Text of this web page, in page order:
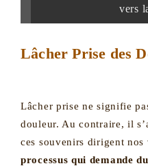
vers
Lâcher Prise des
Lâcher prise ne signifie
douleur. Au contraire, il
ces souvenirs dirigent
processus qui demande